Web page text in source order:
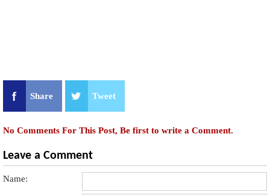
Share Tweet
No Comments For This Post, Be first to write a Comment.
Leave a Comment
Name: